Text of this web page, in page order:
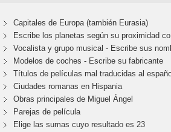
Capitales de Europa (también Eurasia)
Escribe los planetas según su proximidad
Vocalista y grupo musical - Escribe sus
Modelos de coches - Escribe su fabricante
Títulos de películas mal traducidas al
Ciudades romanas en Hispania
Obras principales de Miguel Ángel
Parejas de película
Elige las sumas cuyo resultado es 23